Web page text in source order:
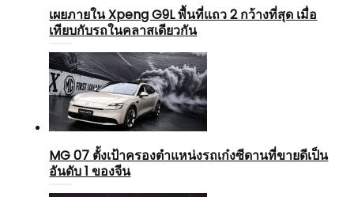
เผยภายใน Xpeng G9L พื้นที่แถว 2 กว้างที่สุด เมื่อ
เทียบกับรถในคลาสเดียวกัน
MG 07 ตั้งเป้าครองตำแหน่งรถเก๋งซีดานที่ขายดีเป็น
อันดับ 1 ของจีน